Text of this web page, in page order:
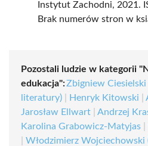
Instytut Zachodni, 2021.
Brak numerów stron w
Pozostali ludzie w kategorii
edukacja":Zbigniew Ciesielski
literatury)
Henryk Kitowski
Jarosław Ellwart
Andrzej
Karolina Grabowicz-Matyjas
Włodzimierz Wojciechowski